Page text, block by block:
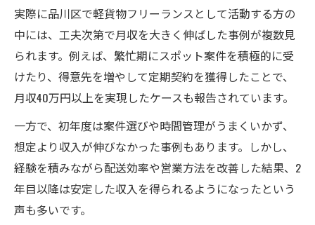
実際に品川区で軽貨物フリーランスとして活動する方の
中には、工夫次第で月収を大きく伸ばした事例が複数見
られます。例えば、繁忙期にスポット案件を積極的に受
けたり、得意先を増やして定期契約を獲得したことで、
月収40万円以上を実現したケースも報告されています。
一方で、初年度は案件選びや時間管理がうまくいかず、
想定より収入が伸びなかった事例もあります。しかし、
経験を積みながら配送効率や営業方法を改善した結果、2
年目以降は安定した収入を得られるようになったという
声も多いです。